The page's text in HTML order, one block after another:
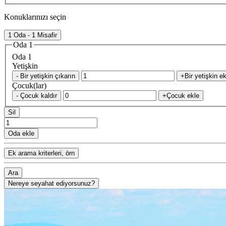
Konuklarınızı seçin
1 Oda - 1 Misafir
Oda 1
Oda 1
Yetişkin
- Bir yetişkin çıkarın +Bir yetişkin
Çocuk(lar)
- Çocuk kaldır +Çocuk ekle
Sil
Oda ekle
Ek arama kriterleri, örn
Ara
Nereye seyahat ediyorsunuz?